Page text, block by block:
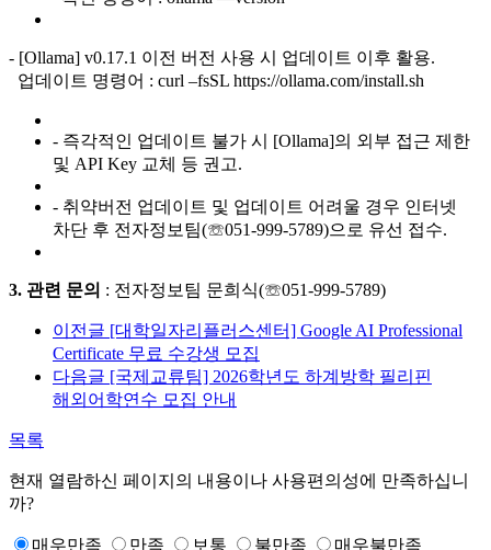
- [Ollama] v0.17.1 이전 버전 사용 시 업데이트 이후 활용.
업데이트 명령어 : curl –fsSL https://ollama.com/install.sh
- 즉각적인 업데이트 불가 시 [Ollama]의 외부 접근 제한
및 API Key 교체 등 권고.
- 취약버전 업데이트 및 업데이트 어려울 경우 인터넷
차단 후 전자정보팀(☏051-999-5789)으로 유선 접수.
3. 관련 문의 : 전자정보팀 문희식(☏051-999-5789)
이전글 [대학일자리플러스센터] Google AI Professional
Certificate 무료 수강생 모집
다음글 [국제교류팀] 2026학년도 하계방학 필리핀
해외어학연수 모집 안내
목록
현재 열람하신 페이지의 내용이나 사용편의성에 만족하십니
까?
매우만족 만족 보통 불만족 매우불만족